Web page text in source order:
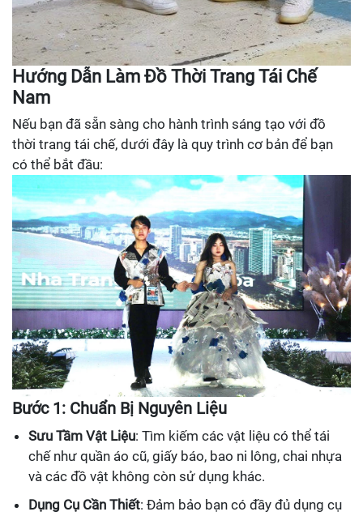
Hướng Dẫn Làm Đồ Thời Trang Tái Chế
Nam
Nếu bạn đã sẵn sàng cho hành trình sáng tạo với đồ
thời trang tái chế, dưới đây là quy trình cơ bản để bạn
có thể bắt đầu:
Bước 1: Chuẩn Bị Nguyên Liệu
Sưu Tầm Vật Liệu: Tìm kiếm các vật liệu có thể tái
chế như quần áo cũ, giấy báo, bao ni lông, chai nhựa
và các đồ vật không còn sử dụng khác.
Dụng Cụ Cần Thiết: Đảm bảo bạn có đầy đủ dụng cụ